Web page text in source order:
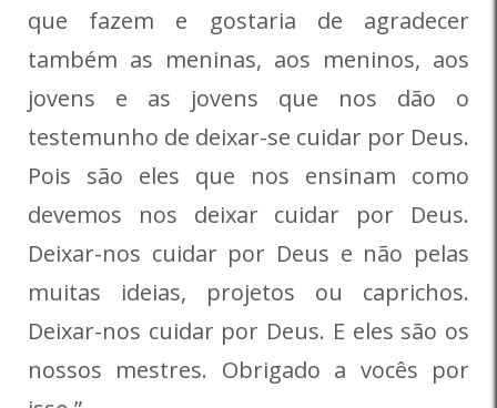
que fazem e gostaria de agradecer
também as meninas, aos meninos, aos
jovens e as jovens que nos dão o
testemunho de deixar-se cuidar por Deus.
Pois são eles que nos ensinam como
devemos nos deixar cuidar por Deus.
Deixar-nos cuidar por Deus e não pelas
muitas ideias, projetos ou caprichos.
Deixar-nos cuidar por Deus. E eles são os
nossos mestres. Obrigado a vocês por